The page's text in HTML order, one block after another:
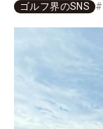
ゴルフ界のSNS #